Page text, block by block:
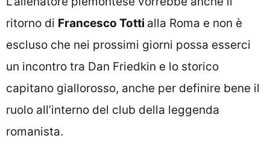
ritorno di Francesco Totti alla Roma e non è
escluso che nei prossimi giorni possa esserci
un incontro tra Dan Friedkin e lo storico
capitano giallorosso, anche per definire bene il
ruolo all’interno del club della leggenda
romanista.